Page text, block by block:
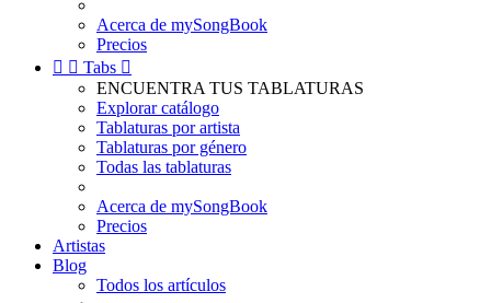
Acerca de mySongBook
Precios
  Tabs 
ENCUENTRA TUS TABLATURAS
Explorar catálogo
Tablaturas por artista
Tablaturas por género
Todas las tablaturas
Acerca de mySongBook
Precios
Artistas
Blog
Todos los artículos